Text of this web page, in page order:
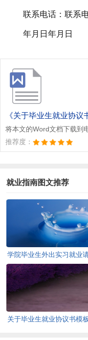
联系电话：联系
年月日年月日
《关于毕业生就业协议
将本文的Word文档下载到
推荐度：
就业指南图文推荐
学院毕业生外出实习就业
关于毕业生就业协议书模